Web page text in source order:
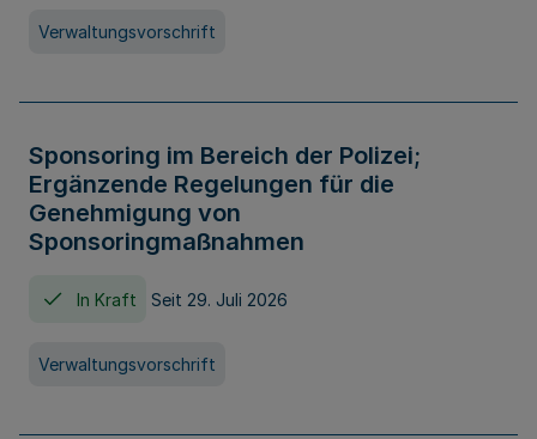
Verwaltungsvorschrift
Sponsoring im Bereich der Polizei;
Ergänzende Regelungen für die
Genehmigung von
Sponsoringmaßnahmen
In Kraft Seit 29. Juli 2026
Verwaltungsvorschrift